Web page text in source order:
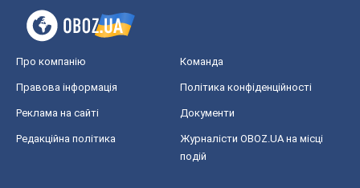
Про компанію Команда
Правова інформація Політика конфіденційності
Реклама на сайті Документи
Редакційна політика
Журналісти OBOZ.UA на місці
подій